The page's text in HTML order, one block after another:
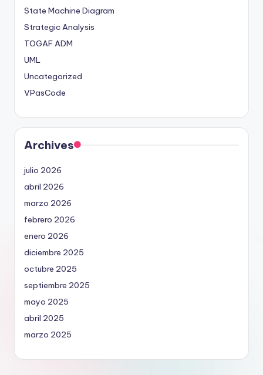
State Machine Diagram
Strategic Analysis
TOGAF ADM
UML
Uncategorized
VPasCode
Archives
julio 2026
abril 2026
marzo 2026
febrero 2026
enero 2026
diciembre 2025
octubre 2025
septiembre 2025
mayo 2025
abril 2025
marzo 2025